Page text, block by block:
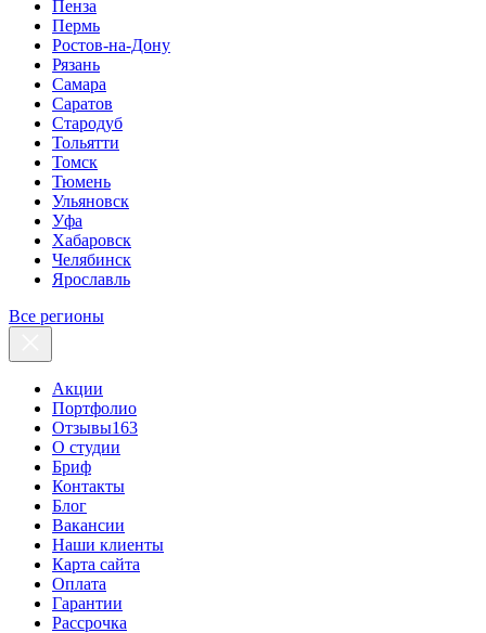
Пенза
Пермь
Ростов-на-Дону
Рязань
Самара
Саратов
Стародуб
Тольятти
Томск
Тюмень
Ульяновск
Уфа
Хабаровск
Челябинск
Ярославль
Все регионы
Акции
Портфолио
Отзывы163
О студии
Бриф
Контакты
Блог
Вакансии
Наши клиенты
Карта сайта
Оплата
Гарантии
Рассрочка